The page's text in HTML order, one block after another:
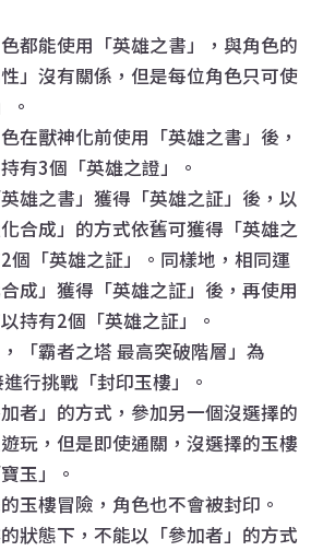
都能使用「英雄之書」，與角色的
性」沒有關係，但是每位角色只可使
。
在獸神化前使用「英雄之書」後，
有3個「英雄之證」。
雄之書」獲得「英雄之証」後，以
合成」的方式依舊可獲得「英雄之
個「英雄之証」。同樣地，相同運
成」獲得「英雄之証」後，再使用
持有2個「英雄之証」。
「霸者之塔 最高突破階層」為
進行挑戰「封印玉樓」。
者」的方式，參加另一個沒選擇的
玩，但是即使通關，沒選擇的玉樓
玉」。
玉樓冒險，角色也不會被封印。
狀態下，不能以「參加者」的方式